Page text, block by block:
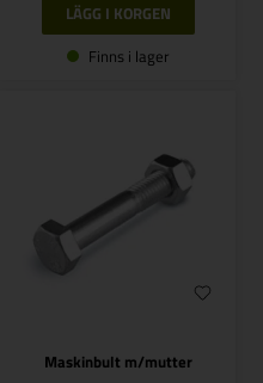
Finns i lager
Maskinbult m/mutter